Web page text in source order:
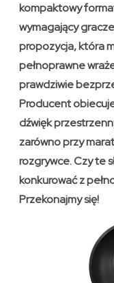
kompaktowy
wymagający
propozycja, która
pełnoprawne
prawdziwie
Producent
dźwięk
zarówno przy
rozgrywce. Czy te
konkurować z
Przekonajmy się!